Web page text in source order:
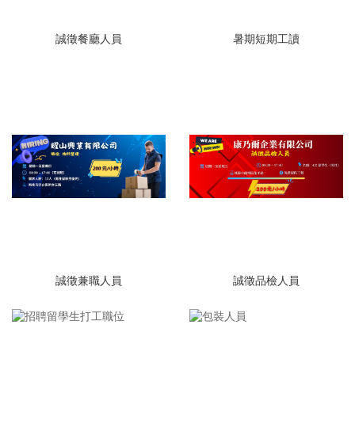
誠徵餐廳人員 暑期短期工讀
誠徵兼職人員 誠徵品檢人員